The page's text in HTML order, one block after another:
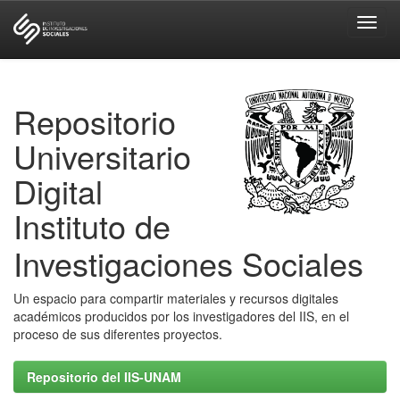
Repositorio
Universitario
Digital
Instituto de
Investigaciones Sociales
Un espacio para compartir materiales y recursos digitales
académicos producidos por los investigadores del IIS, en el
proceso de sus diferentes proyectos.
Repositorio del IIS-UNAM